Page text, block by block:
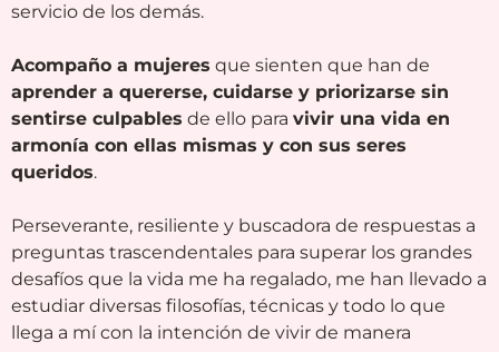
servicio de los demás.
Acompaño a mujeres que sienten que han de
aprender a quererse, cuidarse y priorizarse sin
sentirse culpables de ello para vivir una vida en
armonía con ellas mismas y con sus seres
queridos.
Perseverante, resiliente y buscadora de respuestas a
preguntas trascendentales para superar los grandes
desafíos que la vida me ha regalado, me han llevado a
estudiar diversas filosofías, técnicas y todo lo que
llega a mí con la intención de vivir de manera